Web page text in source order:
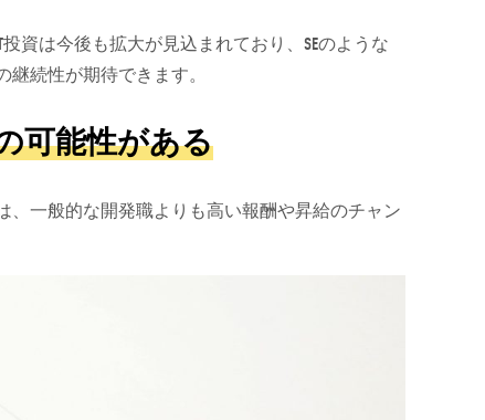
資は今後も拡大が見込まれており、SEのような
続性が期待できます。
可能性がある
一般的な開発職よりも高い報酬や昇給のチャン